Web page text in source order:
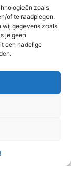
zoals
of te raadplegen.
wij gegevens zoals
je geen
een nadelige